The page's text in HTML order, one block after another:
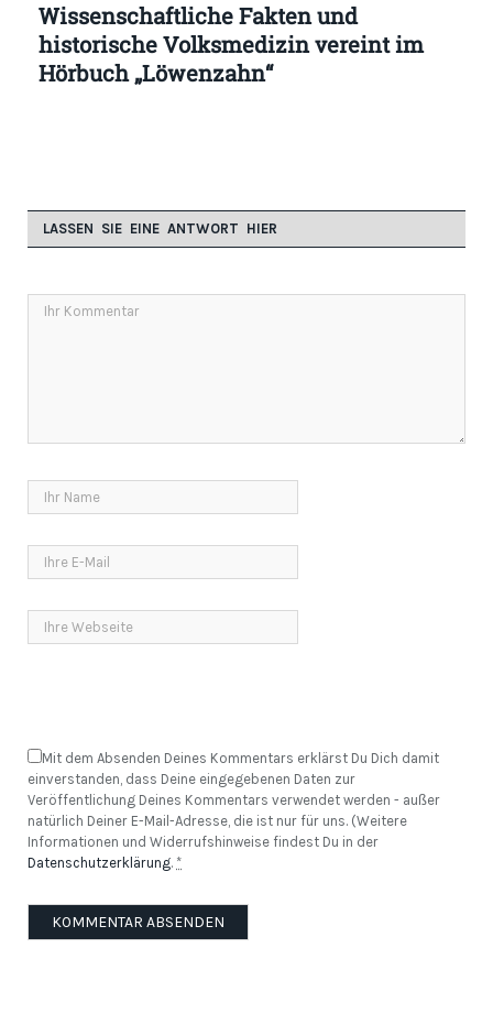
Wissenschaftliche Fakten und
historische Volksmedizin vereint im
Hörbuch „Löwenzahn“
LASSEN SIE EINE ANTWORT HIER
Mit dem Absenden Deines Kommentars erklärst Du Dich damit
einverstanden, dass Deine eingegebenen Daten zur
Veröffentlichung Deines Kommentars verwendet werden - außer
natürlich Deiner E-Mail-Adresse, die ist nur für uns. (Weitere
Informationen und Widerrufshinweise findest Du in der
Datenschutzerklärung. *